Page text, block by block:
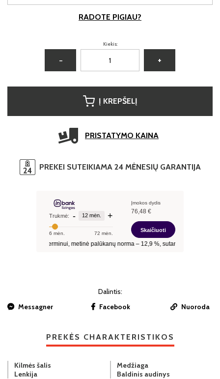
RADOTE PIGIAU?
Kiekis:
− +
Į KREPŠELĮ
PRISTATYMO KAINA
PREKEI SUTEIKIAMA 24 MĖNESIŲ GARANTIJA
Dalintis:
Messagner
Facebook Nuoroda
PREKĖS CHARAKTERISTIKOS
Kilmės šalis
Lenkija
Medžiaga
Baldinis audinys